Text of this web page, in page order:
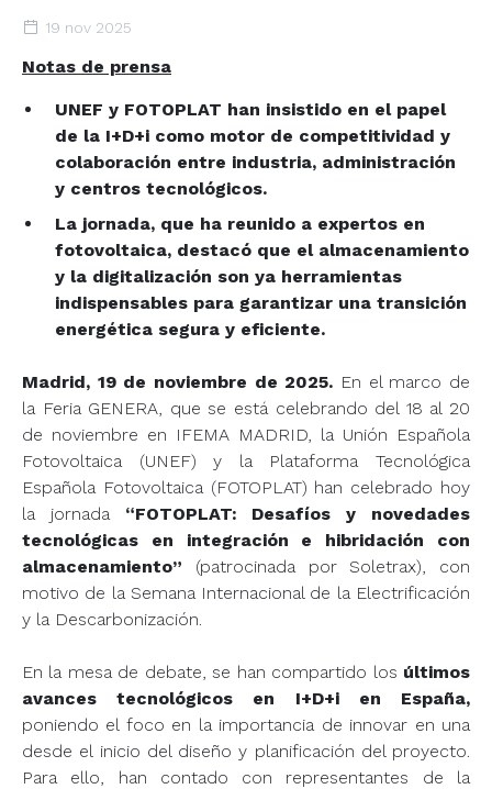
19 nov 2025
Notas de prensa
UNEF y FOTOPLAT han insistido en el papel
de la I+D+i como motor de competitividad y
colaboración entre industria, administración
y centros tecnológicos.
La jornada, que ha reunido a expertos en
fotovoltaica, destacó que el almacenamiento
y la digitalización son ya herramientas
indispensables para garantizar una transición
energética segura y eficiente.
Madrid, 19 de noviembre de 2025. En el marco de
la Feria GENERA, que se está celebrando del 18 al 20
de noviembre en IFEMA MADRID, la Unión Española
Fotovoltaica (UNEF) y la Plataforma Tecnológica
Española Fotovoltaica (FOTOPLAT) han celebrado hoy
la jornada “FOTOPLAT: Desafíos y novedades
tecnológicas en integración e hibridación con
almacenamiento” (patrocinada por Soletrax), con
motivo de la Semana Internacional de la Electrificación
y la Descarbonización.
En la mesa de debate, se han compartido los últimos
avances tecnológicos en I+D+i en España,
poniendo el foco en la importancia de innovar en una
desde el inicio del diseño y planificación del proyecto.
Para ello, han contado con representantes de la